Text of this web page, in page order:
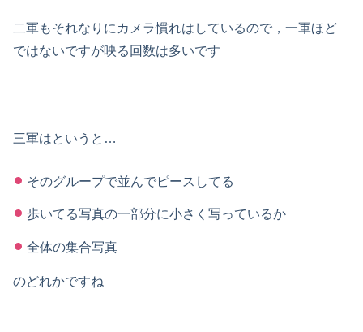
二軍もそれなりにカメラ慣れはしているので，一軍ほど
ではないですが映る回数は多いです
三軍はというと…
そのグループで並んでピースしてる
歩いてる写真の一部分に小さく写っているか
全体の集合写真
のどれかですね